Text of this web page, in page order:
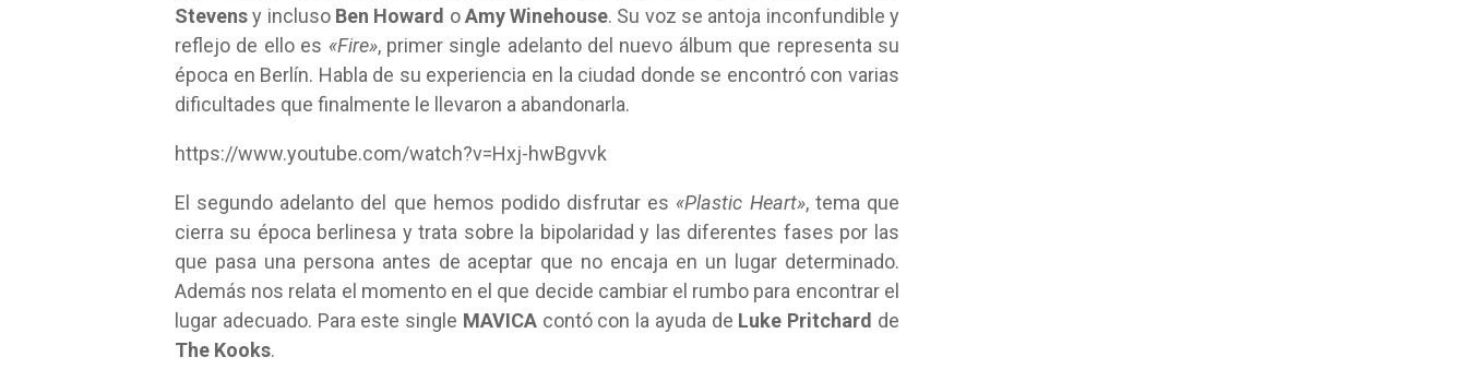
Stevensy incluso Ben Howard oAmy Winehouse. Su voz se antoja inconfundible y
reflejo de ello es «Fire», primer single adelanto del nuevo álbum que representa su
época en Berlín. Habla de su experiencia en la ciudad donde se encontró con varias
dificultades que finalmente le llevaron a abandonarla.
https://www.youtube.com/watch?v=Hxj-hwBgvvk
El segundo adelanto del que hemos podido disfrutar es «Plastic Heart», tema que
cierra su época berlinesa y trata sobre la bipolaridad y las diferentes fases por las
que pasa una persona antes de aceptar que no encaja en un lugar determinado.
Además nos relata el momento en el que decide cambiar el rumbo para encontrar el
lugar adecuado. Para este single MAVICAcontó con la ayuda de Luke Pritchard de
The Kooks.